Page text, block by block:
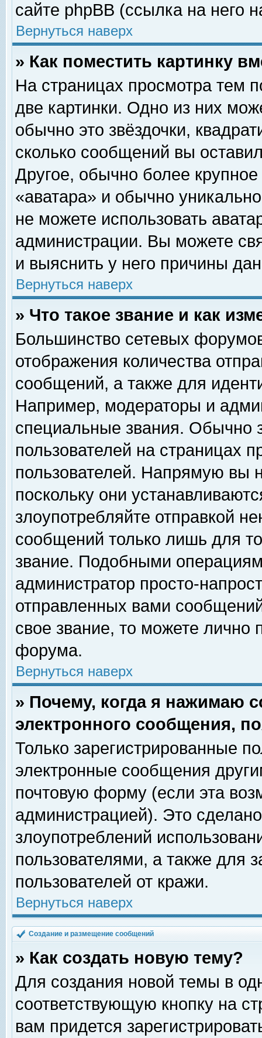
сайте phpBB (ссылка на него
Вернуться наверх
» Как поместить картинку
На страницах просмотра тем
две картинки. Одно из них
обычно это звёздочки,
сколько сообщений вы
Другое, обычно более
«аватара» и обычно
не можете использовать
администрации. Вы можете
и выяснить у него причины
Вернуться наверх
» Что такое звание и как
Большинство сетевых
отображения количества
сообщений, а также для
Например, модераторы и
специальные звания. Обычно
пользователей на страницах
пользователей. Напрямую вы
поскольку они
злоупотребляйте отправкой
сообщений только лишь для
звание. Подобными
администратор просто-
отправленных вами
свое звание, то можете лично
форума.
Вернуться наверх
» Почему, когда я нажимаю
электронного сообщения,
Только зарегистрированные
электронные сообщения
почтовую форму (если эта
администрацией). Это
злоупотреблений
пользователями, а также для
пользователей от кражи.
Вернуться наверх
Создание и размещение сообщений
» Как создать новую тему?
Для создания новой темы в
соответствующую кнопку на
вам придется